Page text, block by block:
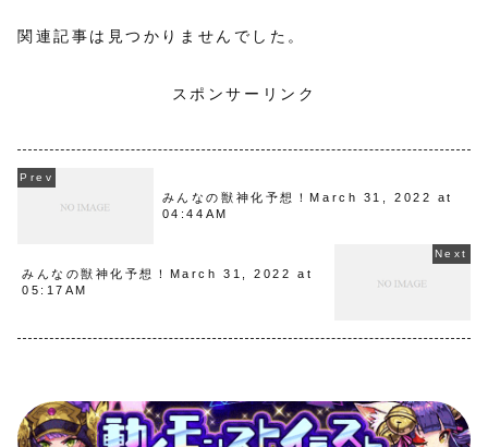
関連記事は見つかりませんでした。
スポンサーリンク
みんなの獣神化予想！March 31, 2022 at
04:44AM
みんなの獣神化予想！March 31, 2022 at
05:17AM